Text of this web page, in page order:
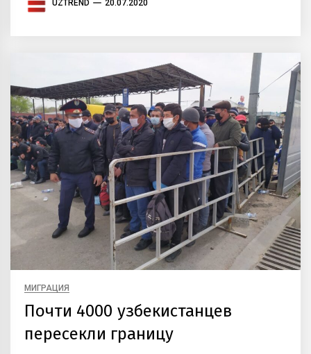
UZTREND 20.07.2020
МИГРАЦИЯ
Почти 4000 узбекистанцев
пересекли границу